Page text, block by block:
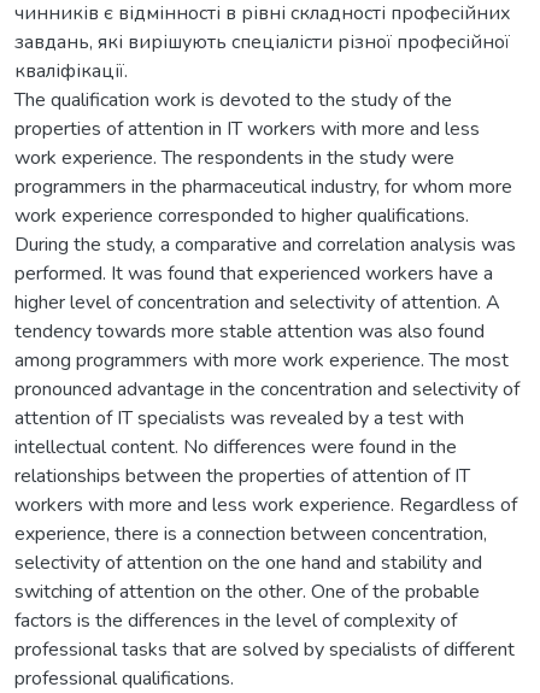
чинників є відмінності в рівні складності професійних
завдань, які вирішують спеціалісти різної професійної
кваліфікації.
The qualification work is devoted to the study of the
properties of attention in IT workers with more and less
work experience. The respondents in the study were
programmers in the pharmaceutical industry, for whom more
work experience corresponded to higher qualifications.
During the study, a comparative and correlation analysis was
performed. It was found that experienced workers have a
higher level of concentration and selectivity of attention. A
tendency towards more stable attention was also found
among programmers with more work experience. The most
pronounced advantage in the concentration and selectivity of
attention of IT specialists was revealed by a test with
intellectual content. No differences were found in the
relationships between the properties of attention of IT
workers with more and less work experience. Regardless of
experience, there is a connection between concentration,
selectivity of attention on the one hand and stability and
switching of attention on the other. One of the probable
factors is the differences in the level of complexity of
professional tasks that are solved by specialists of different
professional qualifications.